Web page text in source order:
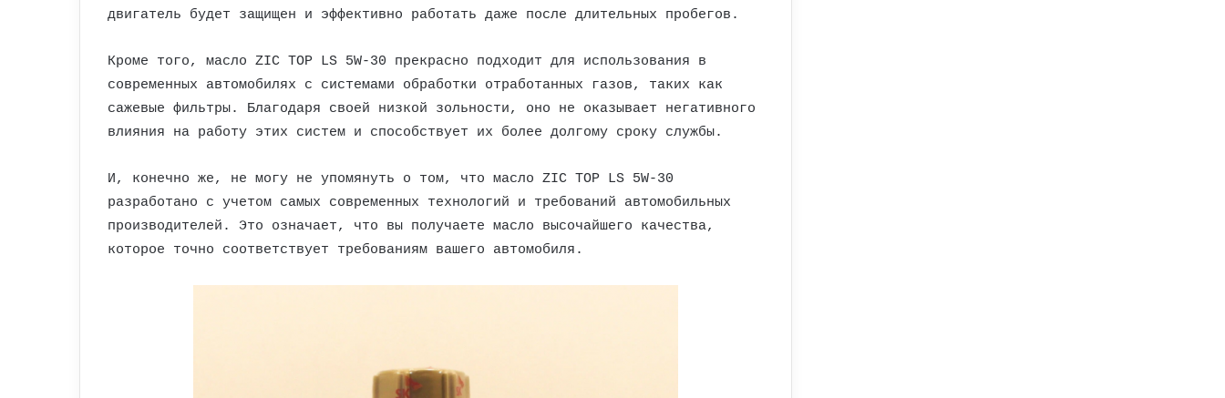
двигатель будет защищен и эффективно работать даже после длительных пробегов.
Кроме того, масло ZIC TOP LS 5W-30 прекрасно подходит для использования в
современных автомобилях с системами обработки отработанных газов, таких как
сажевые фильтры. Благодаря своей низкой зольности, оно не оказывает негативного
влияния на работу этих систем и способствует их более долгому сроку службы.
И, конечно же, не могу не упомянуть о том, что масло ZIC TOP LS 5W-30
разработано с учетом самых современных технологий и требований автомобильных
производителей. Это означает, что вы получаете масло высочайшего качества,
которое точно соответствует требованиям вашего автомобиля.